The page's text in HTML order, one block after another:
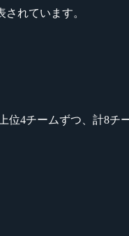
されています。
位4チームずつ、計8チ